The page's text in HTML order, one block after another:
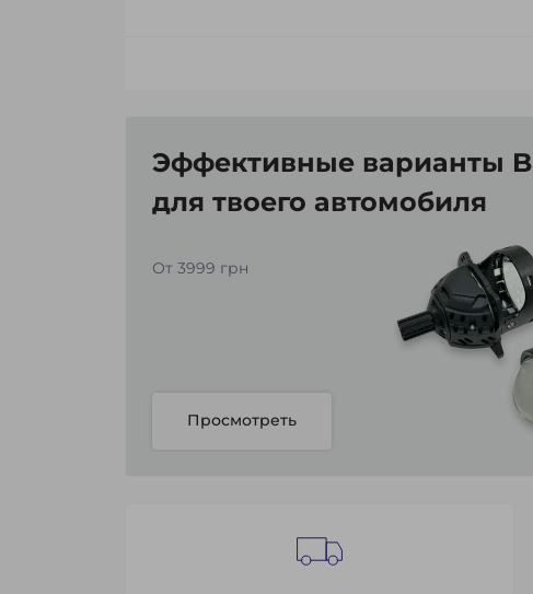
Эффективные варианты
для твоего автомобиля
От 3999 грн
Просмотреть